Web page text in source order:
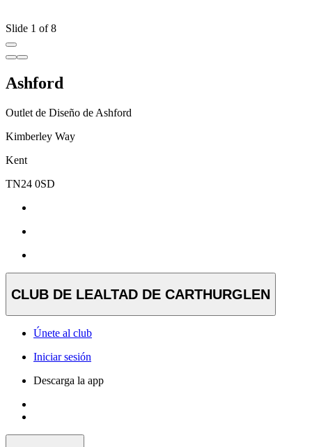
Slide 1 of 8
Ashford
Outlet de Diseño de Ashford
Kimberley Way
Kent
TN24 0SD
CLUB DE LEALTAD DE CARTHURGLEN
Únete al club
Iniciar sesión
Descarga la app